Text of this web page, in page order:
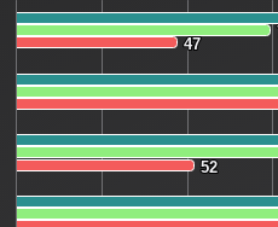
47
47
52
52